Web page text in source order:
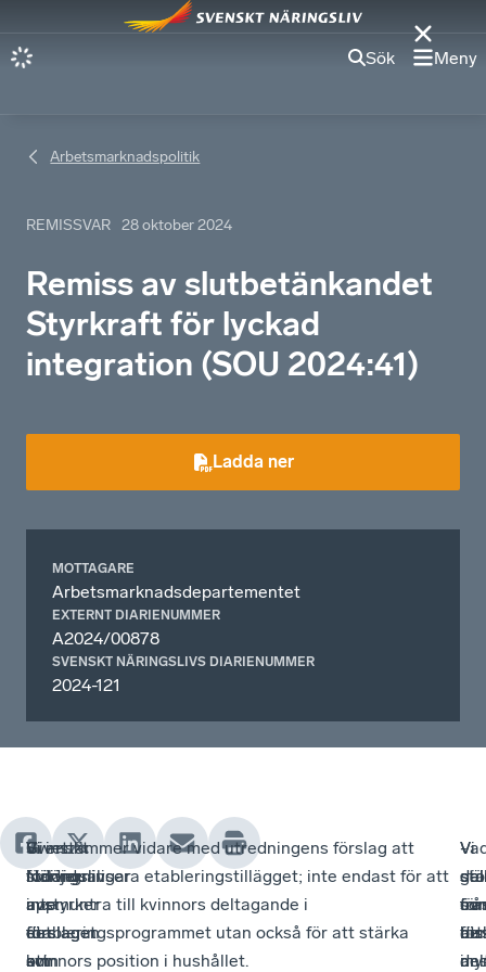
Sök Meny
Arbetsmarknadspolitik
REMISSVAR 28 oktober 2024
Remiss av slutbetänkandet
Styrkraft för lyckad
integration (SOU 2024:41)
Ladda ner
MOTTAGARE
Arbetsmarknadsdepartementet
EXTERNT DIARIENUMMER
A2024/00878
SVENSKT NÄRINGSLIVS DIARIENUMMER
2024-121
Svenskt
Näringsliv
avstyrker
förslagen
om
Givet
förlängningar
av
det
som
Vi
stödjer
inte
förslaget
att
Vi instämmer vidare med utredningens förslag att
individualisera etableringstillägget; inte endast för att
uppmuntra till kvinnors deltagande i
etableringsprogrammet utan också för att stärka
kvinnors position i hushållet.
Vi
att
-
-
i